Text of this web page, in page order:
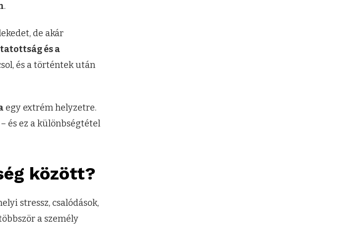
.
de akár
és a
és a történtek után
egy extrém helyzetre.
és ez a különbségtétel
között?
stressz, csalódások,
a személy